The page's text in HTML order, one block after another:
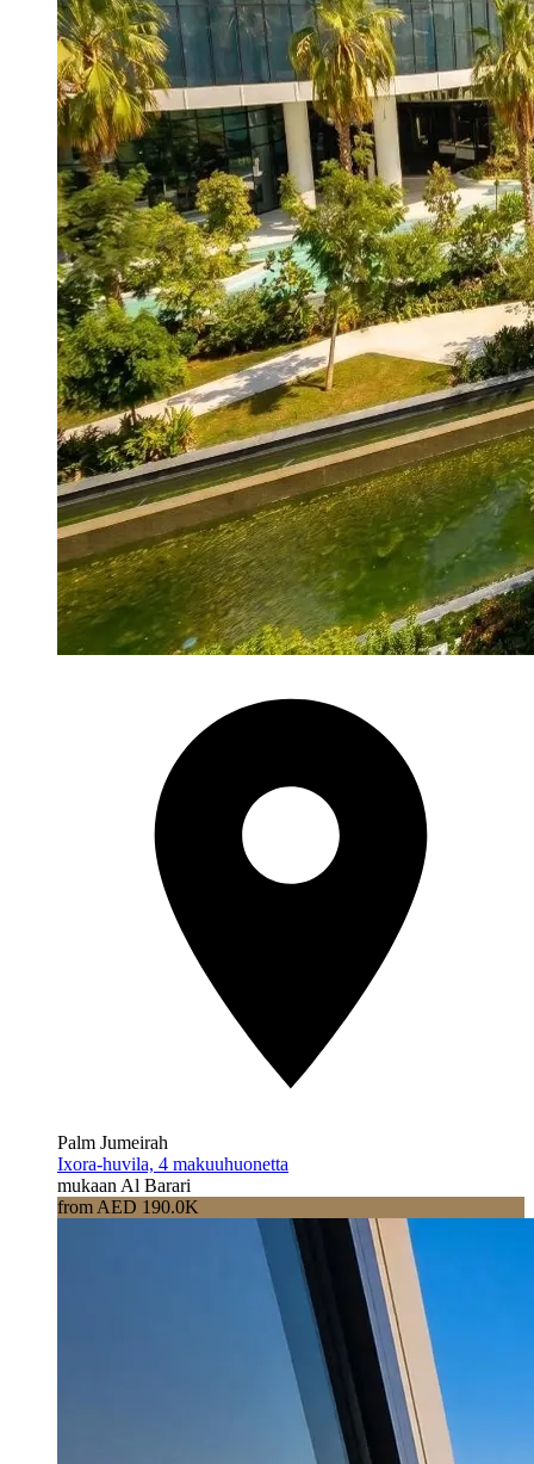
Palm Jumeirah
Ixora-huvila, 4 makuuhuonetta
mukaan Al Barari
from AED 190.0K